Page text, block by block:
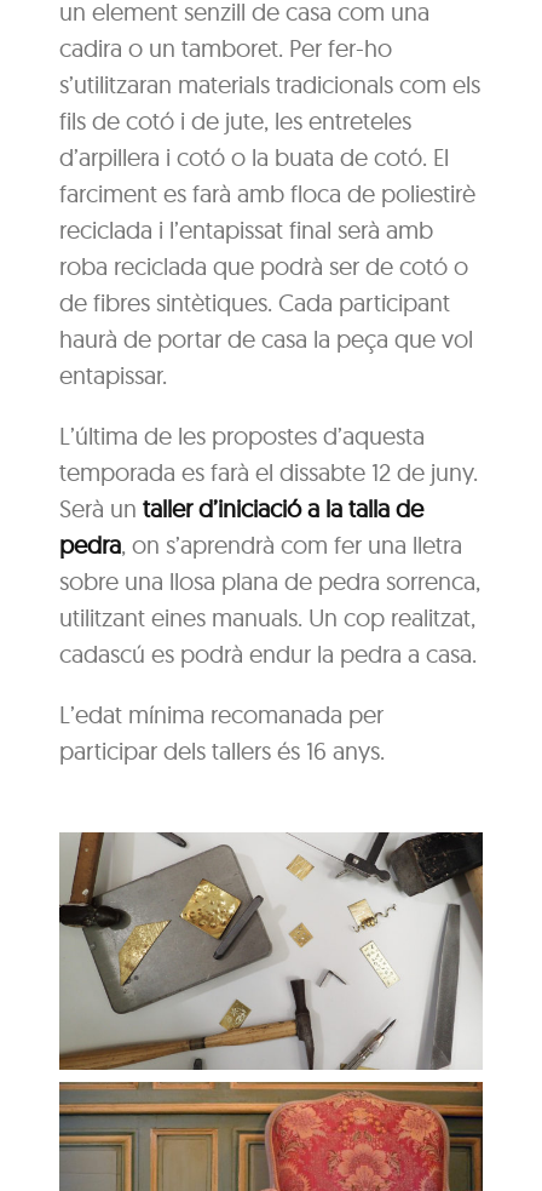
un element senzill de casa com una
cadira o un tamboret. Per fer-ho
s’utilitzaran materials tradicionals com els
fils de cotó i de jute, les entreteles
d’arpillera i cotó o la buata de cotó. El
farciment es farà amb floca de poliestirè
reciclada i l’entapissat final serà amb
roba reciclada que podrà ser de cotó o
de fibres sintètiques. Cada participant
haurà de portar de casa la peça que vol
entapissar.
L’última de les propostes d’aquesta
temporada es farà el dissabte 12 de juny.
Serà untaller d’iniciació a la talla de
pedra, on s’aprendrà com fer una lletra
sobre una llosa plana de pedra sorrenca,
utilitzant eines manuals. Un cop realitzat,
cadascú es podrà endur la pedra a casa.
L’edat mínima recomanada per
participar dels tallers és 16 anys.